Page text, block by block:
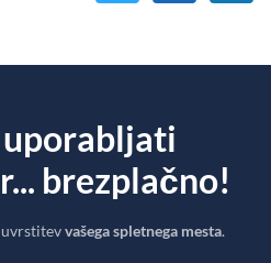
brezplačno!
vašega spletnega mesta.